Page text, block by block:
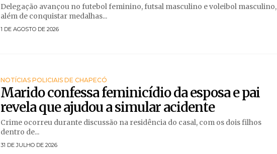
Delegação avançou no futebol feminino, futsal masculino e voleibol masculino,
além de conquistar medalhas...
1 DE AGOSTO DE 2026
NOTÍCIAS POLICIAIS DE CHAPECÓ
Marido confessa feminicídio da esposa e pai
revela que ajudou a simular acidente
Crime ocorreu durante discussão na residência do casal, com os dois filhos
dentro de...
31 DE JULHO DE 2026